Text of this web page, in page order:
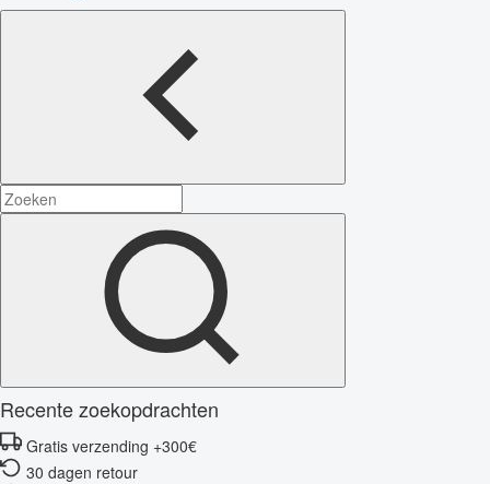
Recente zoekopdrachten
Gratis verzending +300€
30 dagen retour